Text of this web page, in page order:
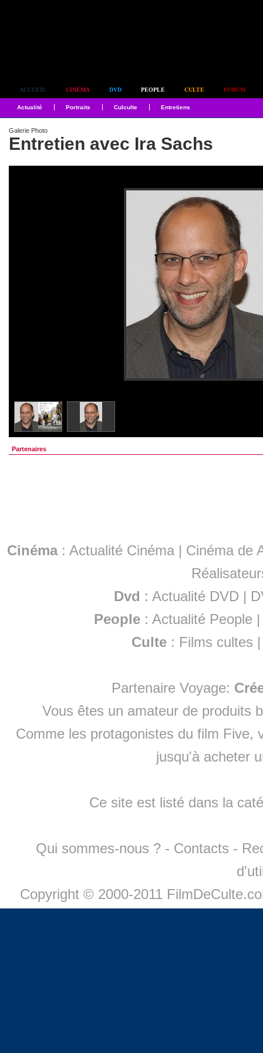
ACCUEIL CINÉMA DVD PEOPLE CULTE FORUM
Actualité Portraits Culculte Entretiens
Galerie Photo
Entretien avec Ira Sachs
Partenaires
Cinéma: Actualité Cinéma | Cinéma de
Dvd : Actualité DVD |
People :Actualité People
Culte : Films cultes
Partenaire Voyage:
Vous êtes un amateur de produits
Comme les protagonistes du film Five,
jusqu'à acheter
Ce site est listé dans la
Qui sommes-nous ? - Contacts -
Copyright © 2000-2011